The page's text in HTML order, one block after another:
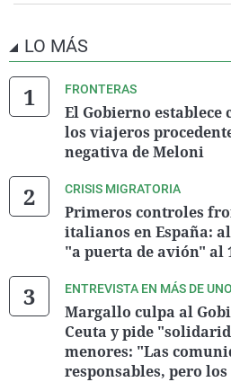
LO MÁS
FRONTERAS
El Gobierno
los viajeros
negativa de Meloni
CRISIS MIGRATORIA
Primeros controles
italianos en España:
"a puerta de avión" al
ENTREVISTA EN MÁS DE UNO
Margallo culpa al
Ceuta y pide
menores: "Las
responsables, pero